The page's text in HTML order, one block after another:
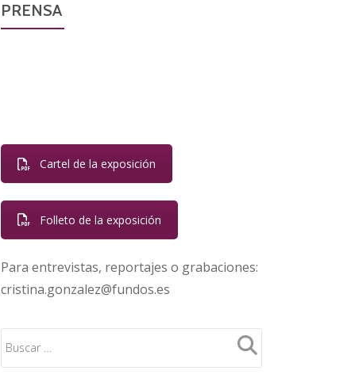
PRENSA
Cartel de la exposición
Folleto de la exposición
Para entrevistas, reportajes o grabaciones:
cristina.gonzalez@fundos.es